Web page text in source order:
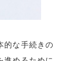
的な手続きの